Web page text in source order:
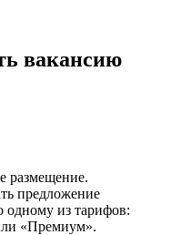
вакансию
размещение.
предложение
одному из тарифов:
«Премиум».